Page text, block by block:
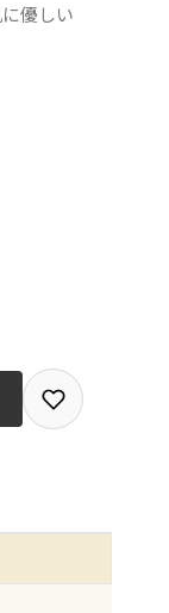
優しい
せ